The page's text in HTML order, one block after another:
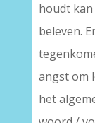
houdt kan
beleven.
angst om
het